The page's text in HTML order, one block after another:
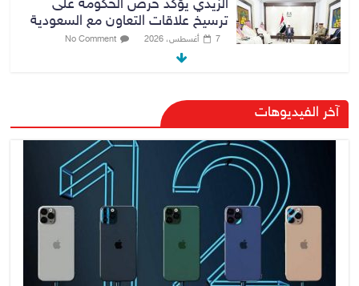
الزيدي يؤكد حرص الحكومة على
ترسيخ علاقات التعاون مع السعودية
7 أغسطس، 2026 No Comment
وزارة الداخلية: الحدود العراقية تشهد
مستوى عالياً من الأمن والاستقرار
القضاء الأعلى: القبض على عدد من
موظفي بلدية الناصرية ومعقبين
ضبطت بحوزتهم مستندات وأختام
مزورة
آخر الفيديوهات